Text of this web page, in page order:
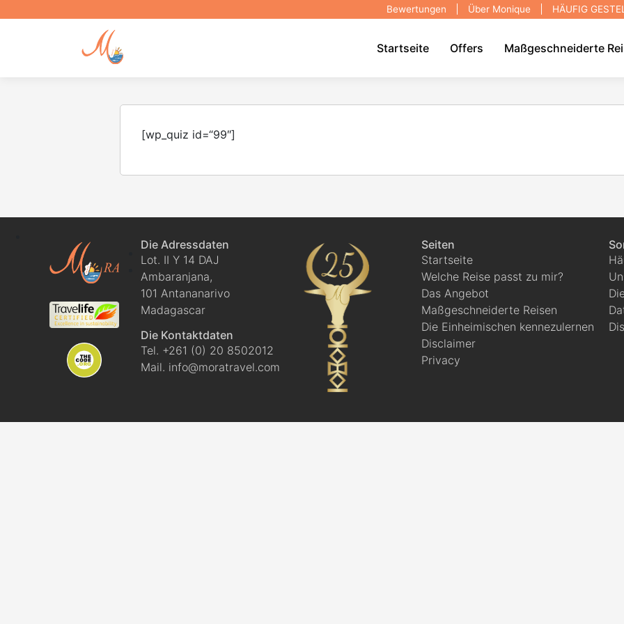
HÄUFIG
Über Monique
Bewertungen
Startseite Offers Maßgeschneiderte
[wp_quiz id=“99″]
Mora-Travel
Die Adressdaten
Lot. II Y 14 DAJ
Ambaranjana,
101 Antananarivo
Madagascar
Die Kontaktdaten
Tel. +261 (0) 20 8502012
Mail. info@moratravel.com
Seiten
Startseite
Welche Reise passt zu mir?
Das Angebot
Maßgeschneiderte Reisen
Die Einheimischen kennezulernen
Disclaimer
Privacy